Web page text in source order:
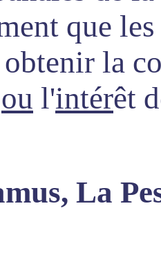
que
la
ou l'intérêt
La